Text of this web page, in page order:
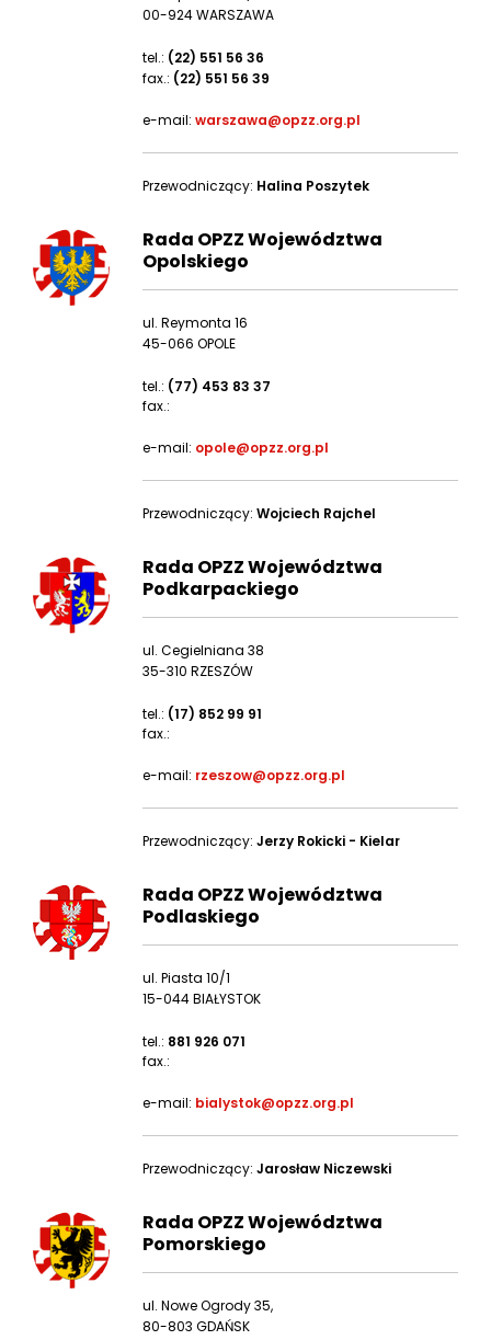
00-924 WARSZAWA
tel.: (22) 551 56 36
fax.: (22) 551 56 39
e-mail: warszawa@opzz.org.pl
Przewodniczący: Halina Poszytek
Rada OPZZ Województwa
Opolskiego
ul. Reymonta 16
45-066 OPOLE
tel.: (77) 453 83 37
fax.:
e-mail: opole@opzz.org.pl
Przewodniczący: Wojciech Rajchel
Rada OPZZ Województwa
Podkarpackiego
ul. Cegielniana 38
35-310 RZESZÓW
tel.: (17) 852 99 91
fax.:
e-mail: rzeszow@opzz.org.pl
Przewodniczący: Jerzy Rokicki - Kielar
Rada OPZZ Województwa
Podlaskiego
ul. Piasta 10/1
15-044 BIAŁYSTOK
tel.: 881 926 071
fax.:
e-mail: bialystok@opzz.org.pl
Przewodniczący: Jarosław Niczewski
Rada OPZZ Województwa
Pomorskiego
ul. Nowe Ogrody 35,
80-803 GDAŃSK